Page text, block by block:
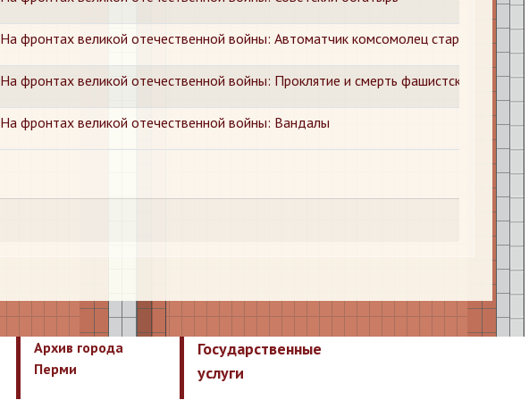
На фронтах великой отечественной войны: Автоматчик комсомолец старшина Е.
На фронтах великой отечественной войны: Проклятие и смерть фашистским
На фронтах великой отечественной войны: Вандалы
Архив города
Перми
Государственные
услуги